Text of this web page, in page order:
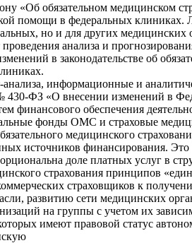
«Об обязательном медицинском
помощи в федеральных клиниках.
но и для других
анализа и
в законодательстве об
информационные и
430-ФЗ «О внесении изменений в
финансового обеспечения
фонды ОМС и страховые
медицинского
источников финансирования.
доле платных услуг в
страхования принципов
страховщиков к
развитию сети медицинских
на группы с учетом их
имеют правовой статус